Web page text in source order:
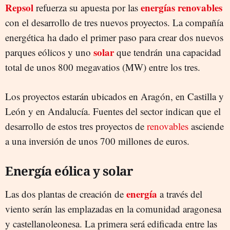
Repsol refuerza su apuesta por las energías renovables
con el desarrollo de tres nuevos proyectos. La compañía
energética ha dado el primer paso para crear dos nuevos
parques eólicos y uno solarque tendrán una capacidad
total de unos 800 megavatios (MW) entre los tres.
Los proyectos estarán ubicados en Aragón, en Castilla y
León y en Andalucía. Fuentes del sector indican que el
desarrollo de estos tres proyectos de renovables asciende
a una inversión de unos 700 millones de euros.
Energía eólica y solar
Las dos plantas de creación de energía a través del
viento serán las emplazadas en la comunidad aragonesa
y castellanoleonesa. La primera será edificada entre las